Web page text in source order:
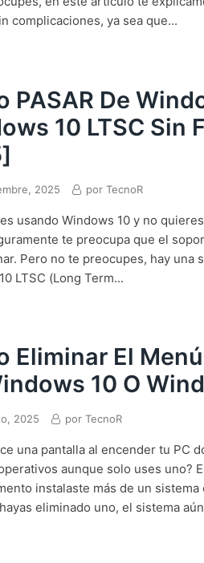
complicaciones, ya sea que...
PASAR De
10 LTSC Sin
2025 por TecnoR
usando Windows 10 y no
te preocupa que el
Pero no te preocupes, hay una
LTSC (Long Term...
Eliminar El
10 O
2025 por TecnoR
una pantalla al encender tu PC
aunque solo uses uno?
instalaste más de un
eliminado uno, el sistema